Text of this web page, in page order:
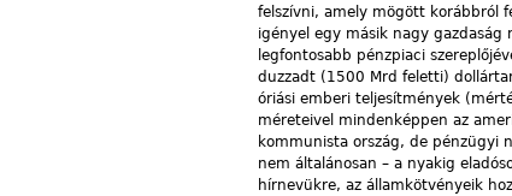
felszívni, amely mögött korábbról
igényel egy másik nagy gazdaság
legfontosabb pénzpiaci
duzzadt (1500 Mrd feletti)
óriási emberi teljesítmények
méreteivel mindenképpen az
kommunista ország, de pénzügyi
nem általánosan – a nyakig
hírnevükre, az államkötvényeik